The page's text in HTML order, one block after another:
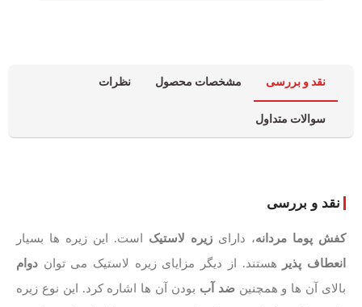
نقد و بررسی مشخصات محصول نظرات
سوالات متداول
نقد و بررسی
کفش پوما مردانه، دارای زیره لاستیک است. این زیره ها بسیار
انعطاف پذیر هستند. از دیگر مزایای زیره لاستیک می توان دوام
بالای آن ها و همچنینضد آب بودن آن ها اشاره کرد. این نوع زیره